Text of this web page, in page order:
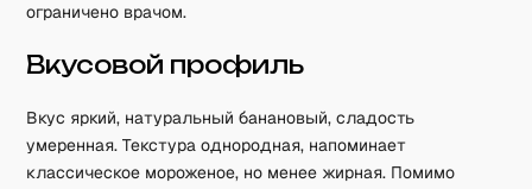
ограничено врачом.
Вкусовой профиль
Вкус яркий, натуральный банановый, сладость
умеренная. Текстура однородная, напоминает
классическое мороженое, но менее жирная. Помимо